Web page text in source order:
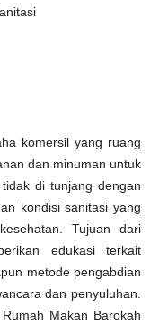
komersil yang ruang
dan minuman untuk
di tunjang dengan
kondisi sanitasi yang
Tujuan dari
edukasi terkait
metode pengabdian
dan penyuluhan.
Makan Barokah